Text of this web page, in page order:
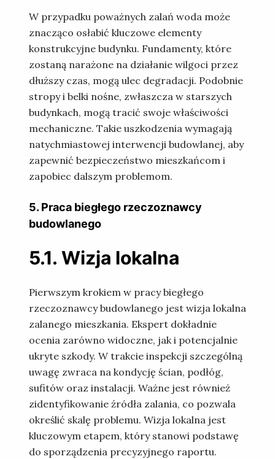
W przypadku poważnych zalań woda może
znacząco osłabić kluczowe elementy
konstrukcyjne budynku. Fundamenty, które
zostaną narażone na działanie wilgoci przez
dłuższy czas, mogą ulec degradacji. Podobnie
stropy i belki nośne, zwłaszcza w starszych
budynkach, mogą tracić swoje właściwości
mechaniczne. Takie uszkodzenia wymagają
natychmiastowej interwencji budowlanej, aby
zapewnić bezpieczeństwo mieszkańcom i
zapobiec dalszym problemom.
5. Praca biegłego rzeczoznawcy
budowlanego
5.1. Wizja lokalna
Pierwszym krokiem w pracy biegłego
rzeczoznawcy budowlanego jest wizja lokalna
zalanego mieszkania. Ekspert dokładnie
ocenia zarówno widoczne, jak i potencjalnie
ukryte szkody. W trakcie inspekcji szczególną
uwagę zwraca na kondycję ścian, podłóg,
sufitów oraz instalacji. Ważne jest również
zidentyfikowanie źródła zalania, co pozwala
określić skalę problemu. Wizja lokalna jest
kluczowym etapem, który stanowi podstawę
do sporządzenia precyzyjnego raportu.